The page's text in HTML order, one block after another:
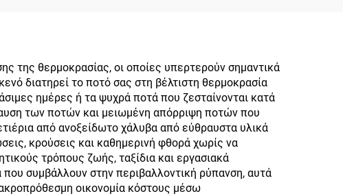
για
Σετ
της θερμοκρασίας, οι οποίες υπερτερούν σημαντικά
διατηρεί το ποτό σας στη βέλτιστη θερμοκρασία
ημέρες ή τα ψυχρά ποτά που ζεσταίνονται κατά
των ποτών και μειωμένη απόρριψη ποτών που
από ανοξείδωτο χάλυβα από εύθραυστα υλικά
κρούσεις και καθημερινή φθορά χωρίς να
τρόπους ζωής, ταξίδια και εργασιακά
συμβάλλουν στην περιβαλλοντική ρύπανση, αυτά
οικονομία κόστους μέσω